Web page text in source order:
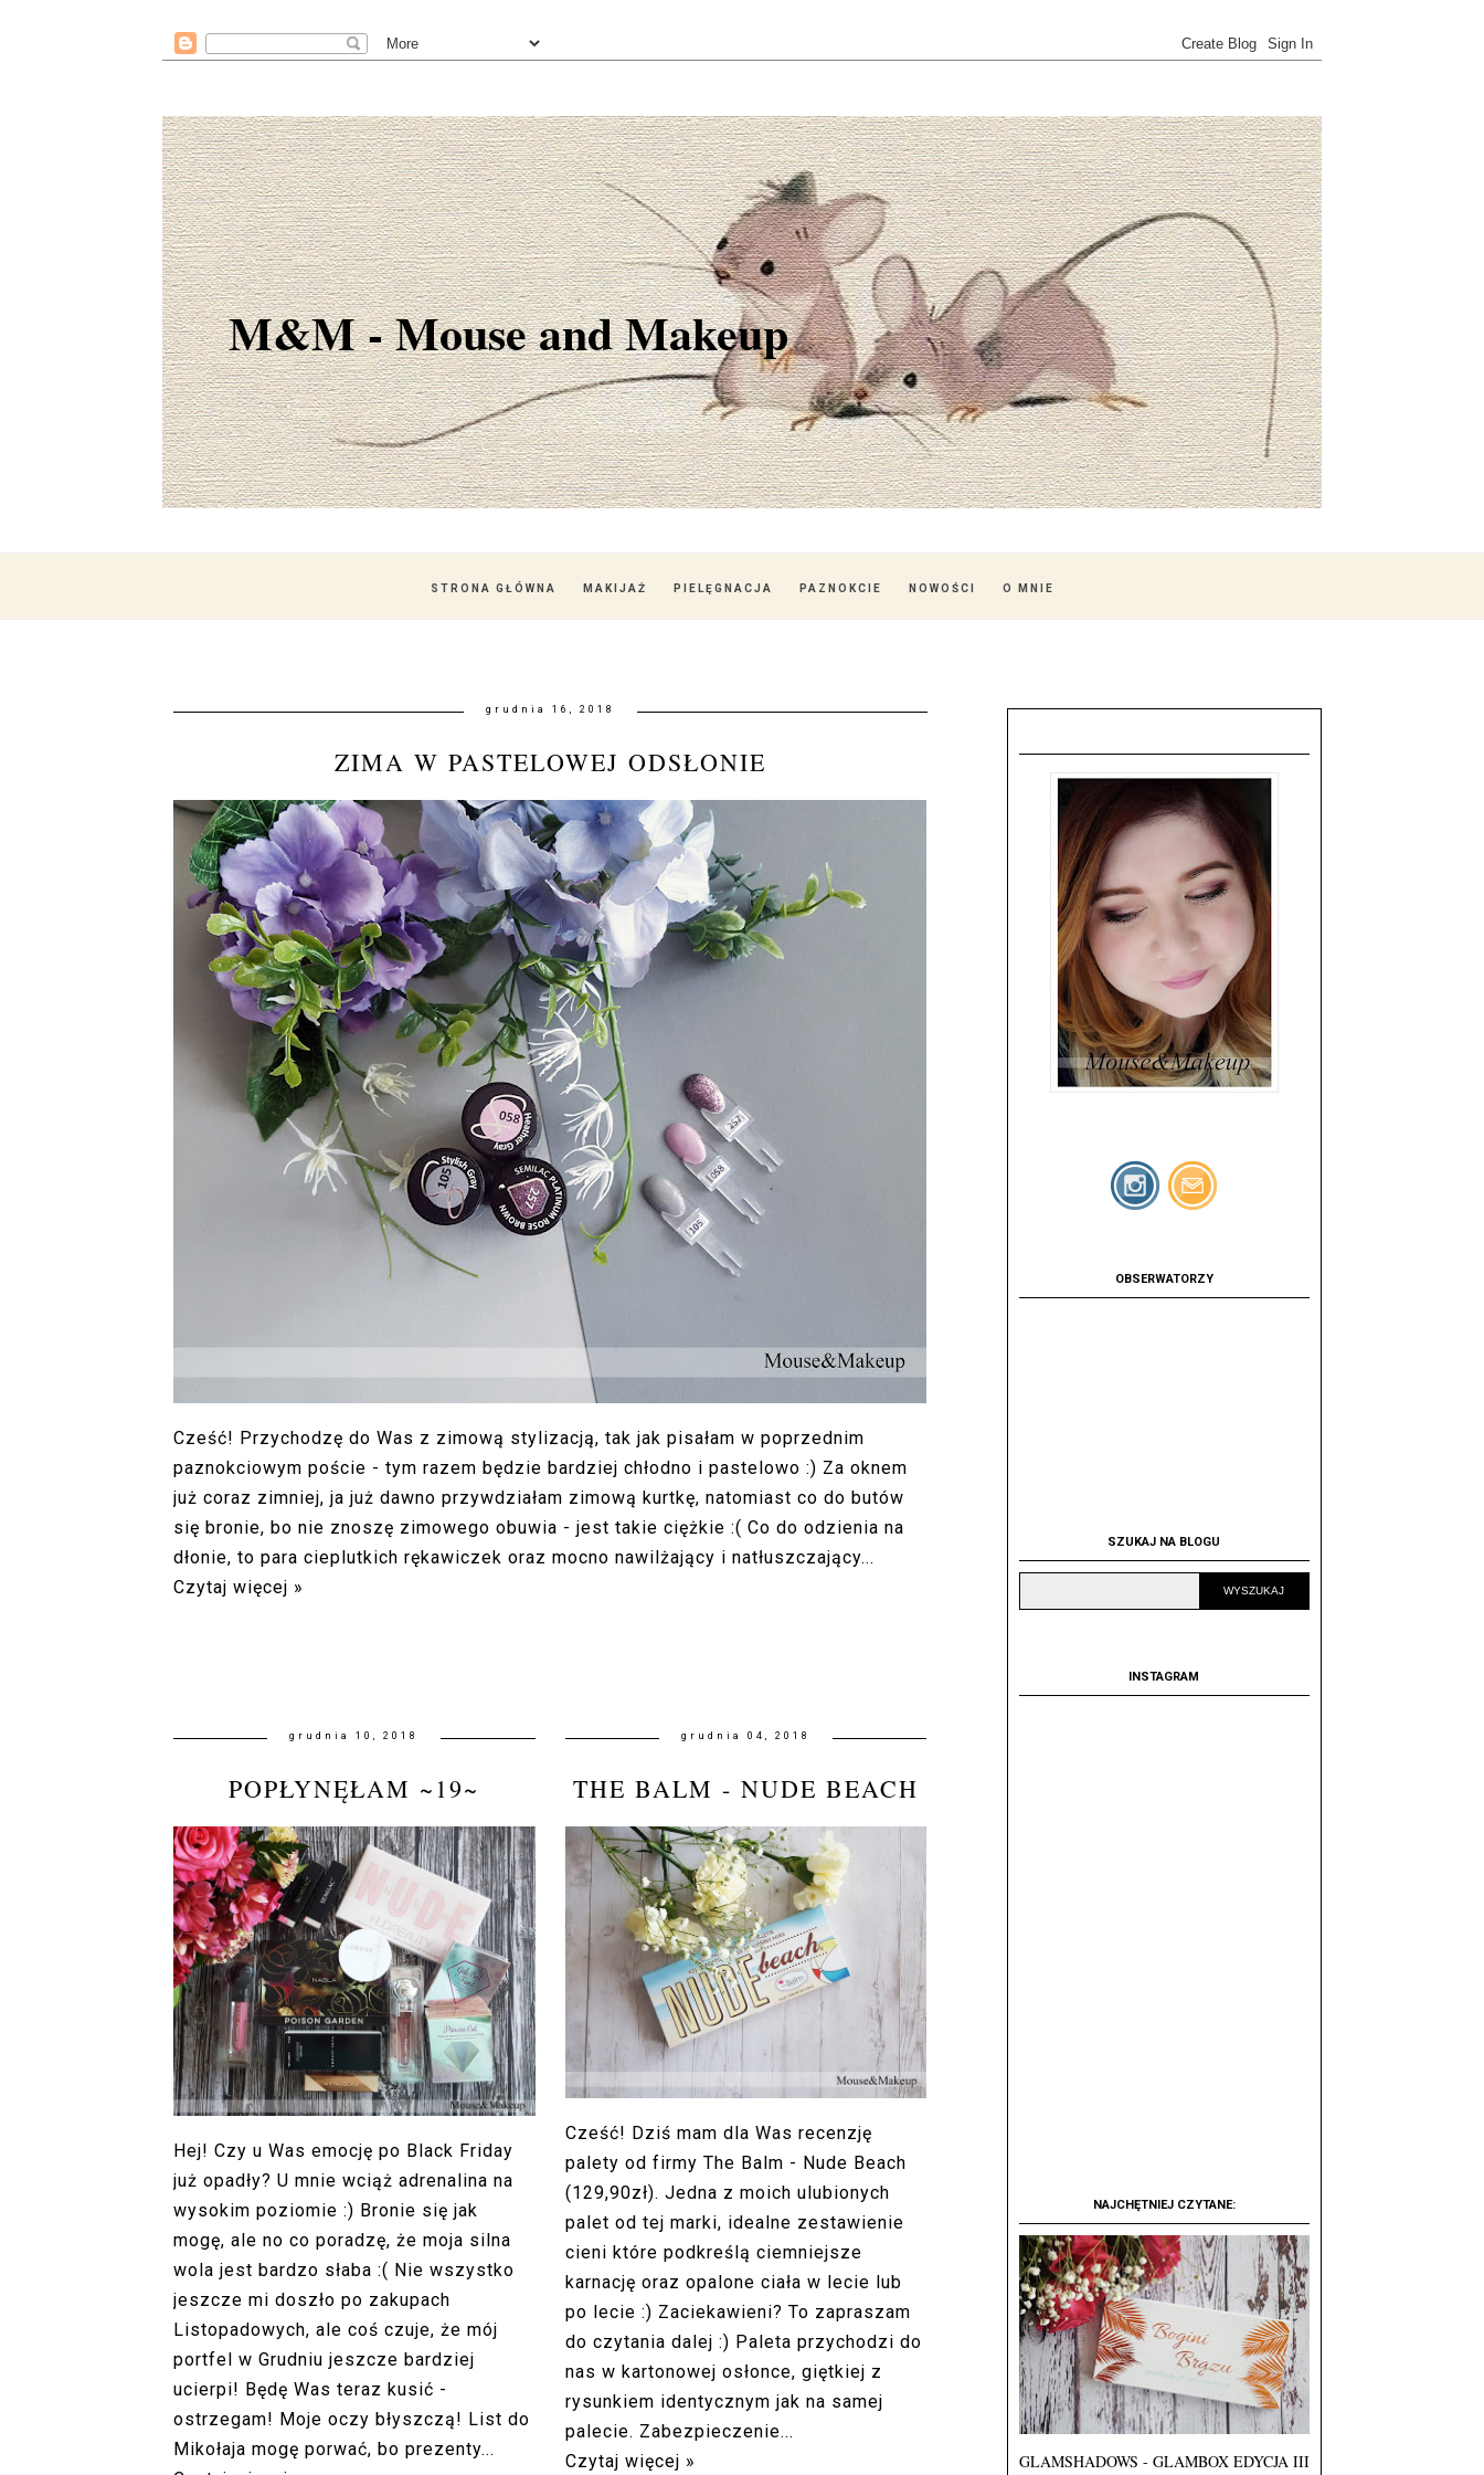
M&M - Mouse and Makeup
STRONA GŁÓWNA MAKIJAŻ PIELĘGNACJA PAZNOKCIE NOWOŚCI O MNIE
grudnia 16, 2018
ZIMA W PASTELOWEJ ODSŁONIE
Cześć! Przychodzę do Was z zimową stylizacją, tak jak pisałam w poprzednim
paznokciowym poście - tym razem będzie bardziej chłodno i pastelowo :) Za oknem
już coraz zimniej, ja już dawno przywdziałam zimową kurtkę, natomiast co do butów
się bronie, bo nie znoszę zimowego obuwia - jest takie ciężkie :( Co do odzienia na
dłonie, to para cieplutkich rękawiczek oraz mocno nawilżający i natłuszczający...
Czytaj więcej »
grudnia 10, 2018
POPŁYNĘŁAM ~19~
Hej! Czy u Was emocję po Black Friday
już opadły? U mnie wciąż adrenalina na
wysokim poziomie :) Bronie się jak
mogę, ale no co poradzę, że moja silna
wola jest bardzo słaba :( Nie wszystko
jeszcze mi doszło po zakupach
Listopadowych, ale coś czuje, że mój
portfel w Grudniu jeszcze bardziej
ucierpi! Będę Was teraz kusić -
ostrzegam! Moje oczy błyszczą! List do
Mikołaja mogę porwać, bo prezenty...
grudnia 04, 2018
THE BALM - NUDE BEACH
Cześć! Dziś mam dla Was recenzję
palety od firmy The Balm - Nude Beach
(129,90zł). Jedna z moich ulubionych
palet od tej marki, idealne zestawienie
cieni które podkreślą ciemniejsze
karnację oraz opalone ciała w lecie lub
po lecie :) Zaciekawieni? To zapraszam
do czytania dalej :) Paleta przychodzi do
nas w kartonowej osłonce, giętkiej z
rysunkiem identycznym jak na samej
palecie. Zabezpieczenie...
Czytaj więcej »
OBSERWATORZY
SZUKAJ NA BLOGU
INSTAGRAM
NAJCHĘTNIEJ CZYTANE:
GLAMSHADOWS - GLAMBOX EDYCJA III